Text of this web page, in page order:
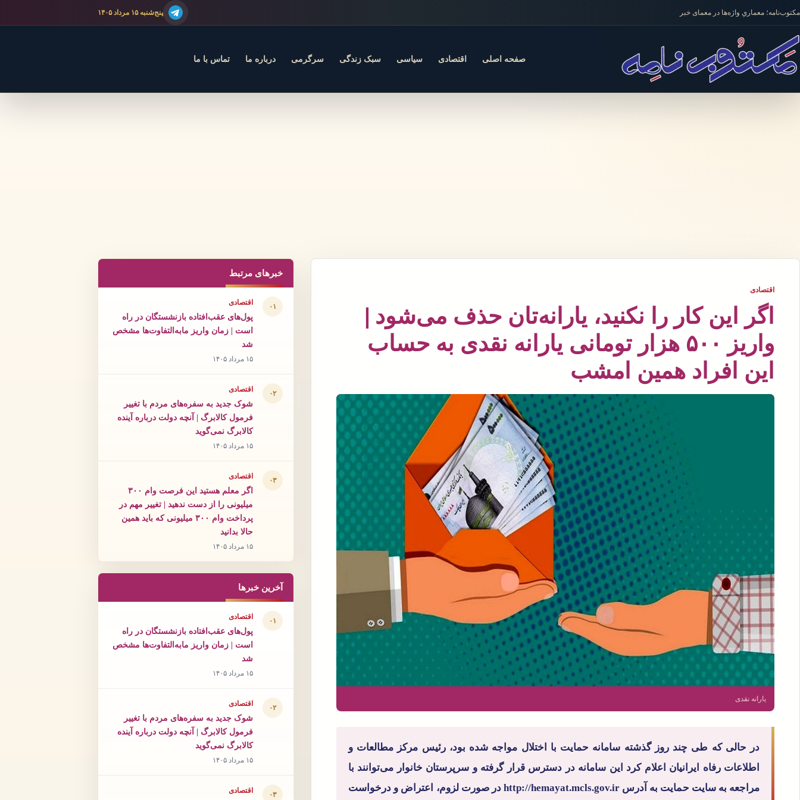
رفتن به محتوا
مکتوب‌نامه؛ معماریِ واژه‌ها در معمای خبر پنج‌شنبه ۱۵ مرداد ۱۴۰۵
صفحه اصلی اقتصادی سیاسی سبک زندگی سرگرمی درباره ما تماس با ما
اقتصادی
اگر این کار را نکنید، یارانه‌تان حذف می‌شود |
واریز ۵۰۰ هزار تومانی یارانه نقدی به حساب
این افراد همین امشب
یارانه نقدی
در حالی که طی چند روز گذشته سامانه حمایت با اختلال مواجه شده بود، رئیس مرکز مطالعات و
اطلاعات رفاه ایرانیان اعلام کرد این سامانه در دسترس قرار گرفته و سرپرستان خانوار می‌توانند با
مراجعه به سایت حمایت به آدرس http://hemayat.mcls.gov.ir در صورت لزوم، اعتراض و درخواست
خبرهای مرتبط
۰۱ اقتصادی
پول‌های عقب‌افتاده بازنشستگان در راه
است | زمان واریز مابه‌التفاوت‌ها مشخص
شد
۱۵ مرداد ۱۴۰۵
۰۲ اقتصادی
شوک جدید به سفره‌های مردم با تغییر
فرمول کالابرگ | آنچه دولت درباره آینده
کالابرگ نمی‌گوید
۱۵ مرداد ۱۴۰۵
۰۳ اقتصادی
اگر معلم هستید این فرصت وام ۳۰۰
میلیونی را از دست ندهید | تغییر مهم در
پرداخت وام ۳۰۰ میلیونی که باید همین
حالا بدانید
۱۵ مرداد ۱۴۰۵
آخرین خبرها
۰۱ اقتصادی
پول‌های عقب‌افتاده بازنشستگان در راه
است | زمان واریز مابه‌التفاوت‌ها مشخص
شد
۱۵ مرداد ۱۴۰۵
۰۲ اقتصادی
شوک جدید به سفره‌های مردم با تغییر
فرمول کالابرگ | آنچه دولت درباره آینده
کالابرگ نمی‌گوید
۱۵ مرداد ۱۴۰۵
۰۳ اقتصادی